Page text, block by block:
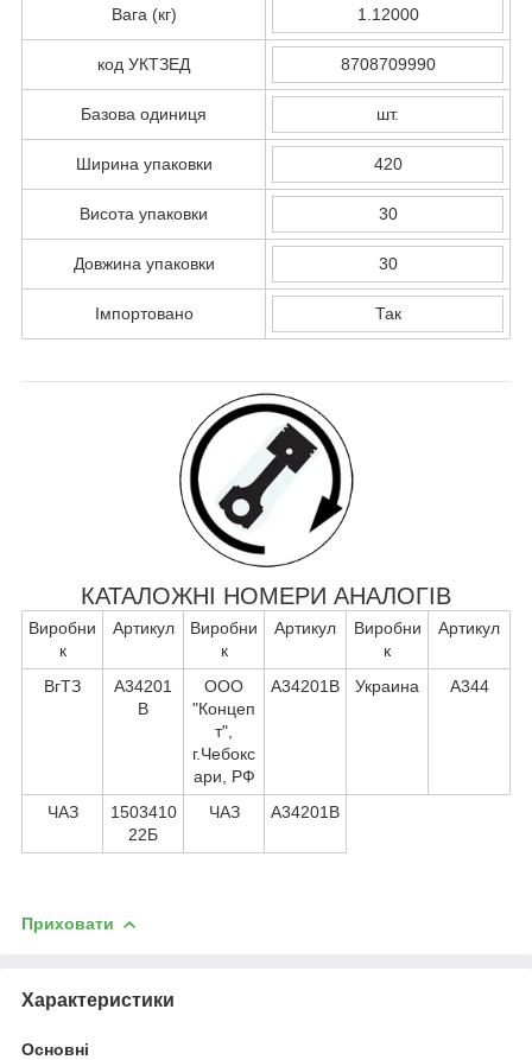
Вага (кг) 1.12000
код УКТЗЕД 8708709990
Базова одиниця шт.
Ширина упаковки 420
Висота упаковки 30
Довжина упаковки 30
Імпортовано Так
КАТАЛОЖНІ НОМЕРИ АНАЛОГІВ
Виробни
к
Артикул
Виробни
к
Артикул
Виробни
к
Артикул
ВгТЗ
А34201
В
ООО
"Концеп
т",
г.Чебокс
ари, РФ
А34201В Украина А344
ЧАЗ
1503410
22Б
ЧАЗ А34201В
Приховати
Характеристики
Основні